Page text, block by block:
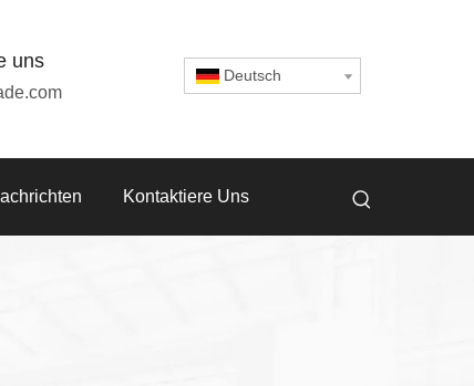
uns
Deutsch
Kontaktiere Uns